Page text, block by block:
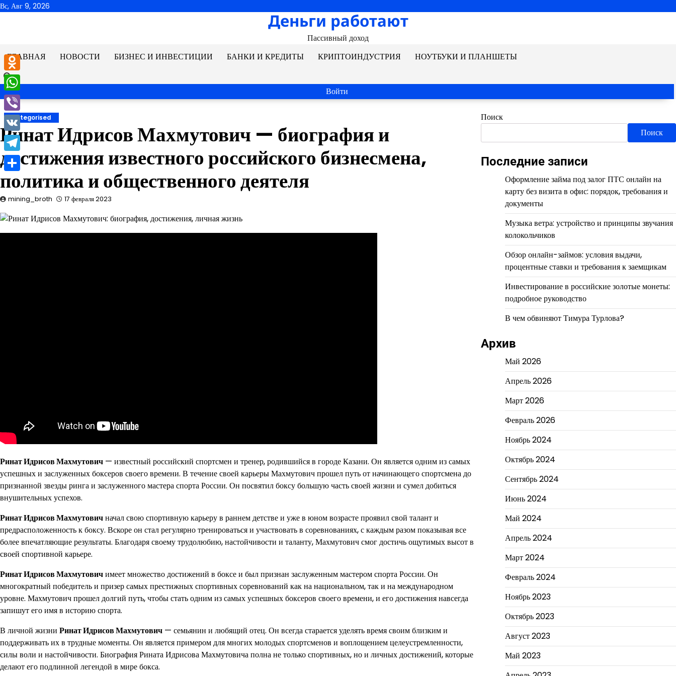
Перейти
Вс, Авг 9, 2026
Деньги работают
Пассивный доход
ГЛАВНАЯ
НОВОСТИ БИЗНЕС И ИНВЕСТИЦИИ БАНКИ И КРЕДИТЫ КРИПТОИНДУСТРИЯ НОУТБУКИ И ПЛАНШЕТЫ
Войти
Uncategorised
Ринат Идрисов Махмутович — биография и
достижения известного российского бизнесмена,
политика и общественного деятеля
mining_broth 17 февраля 2023
Ринат Идрисов Махмутович — известный российский спортсмен и тренер, родившийся в городе Казани. Он является одним из самых
успешных и заслуженных боксеров своего времени. В течение своей карьеры Махмутович прошел путь от начинающего спортсмена до
признанной звезды ринга и заслуженного мастера спорта России. Он посвятил боксу большую часть своей жизни и сумел добиться
внушительных успехов.
Ринат Идрисов Махмутовичначал свою спортивную карьеру в раннем детстве и уже в юном возрасте проявил свой талант и
предрасположенность к боксу. Вскоре он стал регулярно тренироваться и участвовать в соревнованиях, с каждым разом показывая все
более впечатляющие результаты. Благодаря своему трудолюбию, настойчивости и таланту, Махмутович смог достичь ощутимых высот в
своей спортивной карьере.
Ринат Идрисов Махмутовичимеет множество достижений в боксе и был признан заслуженным мастером спорта России. Он
многократный победитель и призер самых престижных спортивных соревнований как на национальном, так и на международном
уровне. Махмутович прошел долгий путь, чтобы стать одним из самых успешных боксеров своего времени, и его достижения навсегда
запишут его имя в историю спорта.
В личной жизни Ринат Идрисов Махмутович — семьянин и любящий отец. Он всегда старается уделять время своим близким и
поддерживать их в трудные моменты. Он является примером для многих молодых спортсменов и воплощением целеустремленности,
силы воли и настойчивости. Биография Рината Идрисова Махмутовича полна не только спортивных, но и личных достижений, которые
делают его подлинной легендой в мире бокса.
Поиск
Поиск
Последние записи
Оформление займа под залог ПТС онлайн на
карту без визита в офис: порядок, требования и
документы
Музыка ветра: устройство и принципы звучания
колокольчиков
Обзор онлайн-займов: условия выдачи,
процентные ставки и требования к заемщикам
Инвестирование в российские золотые монеты:
подробное руководство
В чем обвиняют Тимура Турлова?
Архив
Май 2026
Апрель 2026
Март 2026
Февраль 2026
Ноябрь 2024
Октябрь 2024
Сентябрь 2024
Июнь 2024
Май 2024
Апрель 2024
Март 2024
Февраль 2024
Ноябрь 2023
Октябрь 2023
Август 2023
Май 2023
Odnoklassniki
WhatsApp
Viber
VK
Telegram
Отправить